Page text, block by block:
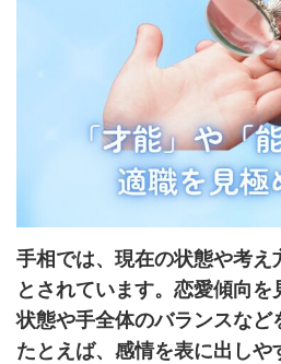
手相では、現在の状態や考え
とされています。恋愛傾向
状態や手全体のバランスなど
たとえば、感情を表に出しや